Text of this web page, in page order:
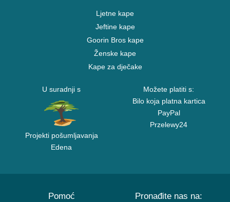
Ljetne kape
Jeftine kape
Goorin Bros kape
Ženske kape
Kape za dječake
U suradnji s
Projekti pošumljavanja
Edena
Možete platiti s:
Bilo koja platna kartica
PayPal
Przelewy24
Pomoć Pronađite nas na: